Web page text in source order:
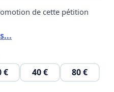
clair pour déroger au
de la municipalité de
au conseil
Wendover de cesser
règlement #437 qui
de cette pétition
€ 40 € 80 €